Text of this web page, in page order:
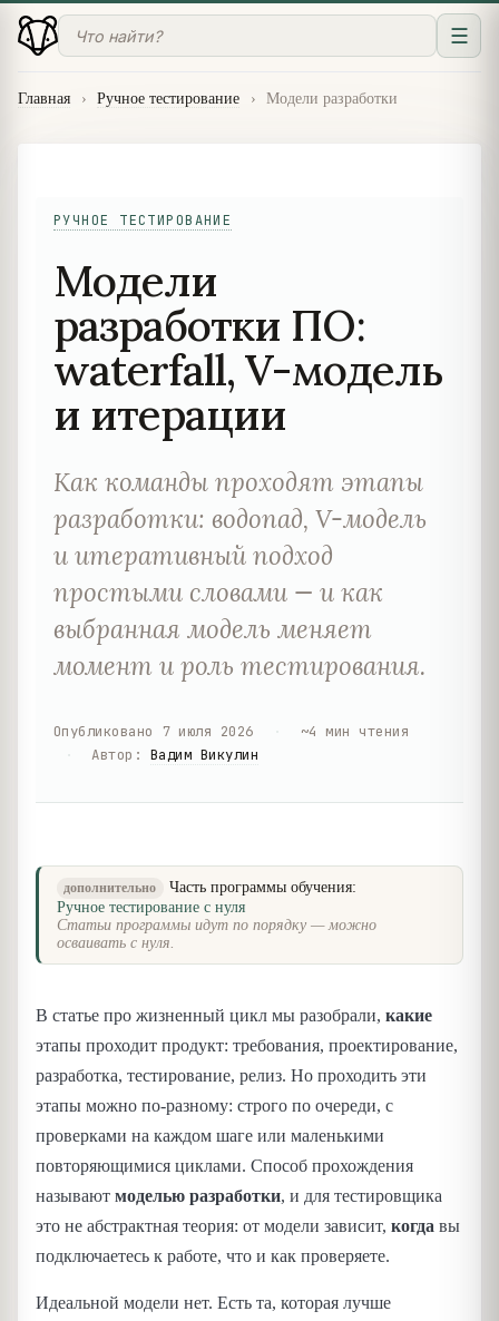
☰
Главная › Ручное тестирование › Модели разработки
РУЧНОЕ ТЕСТИРОВАНИЕ
Модели
разработки ПО:
waterfall, V-модель
и итерации
Как команды проходят этапы
разработки: водопад, V-модель
и итеративный подход
простыми словами — и как
выбранная модель меняет
момент и роль тестирования.
Опубликовано 7 июля 2026 ~4 мин чтения
Автор : Вадим Викулин
дополнительно
Часть программы обучения:
Ручное тестирование с нуля
Статьи программы идут по порядку — можно
осваивать с нуля.
В статье про жизненный цикл мы разобрали, какие
этапы проходит продукт: требования, проектирование,
разработка, тестирование, релиз. Но проходить эти
этапы можно по-разному: строго по очереди, с
проверками на каждом шаге или маленькими
повторяющимися циклами. Способ прохождения
называют моделью разработки, и для тестировщика
это не абстрактная теория: от модели зависит, когда вы
подключаетесь к работе, что и как проверяете.
Идеальной модели нет. Есть та, которая лучше